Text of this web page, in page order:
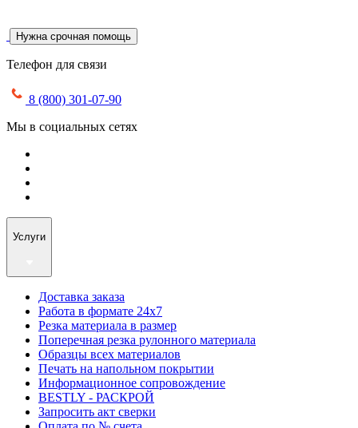
Нужна срочная помощь
Телефон для связи
8 (800) 301-07-90
Мы в социальных сетях
Услуги
Доставка заказа
Работа в формате 24х7
Резка материала в размер
Поперечная резка рулонного материала
Образцы всех материалов
Печать на напольном покрытии
Информационное сопровождение
BESTLY - РАСКРОЙ
Запросить акт сверки